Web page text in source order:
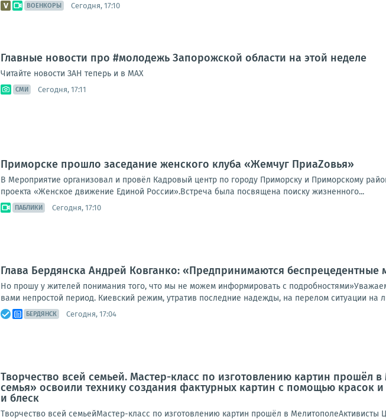
ВОЕНКОРЫ Сегодня, 17:10
Главные новости про #молодежь Запорожской области на этой неделе
Читайте новости ЗАН теперь и в MAX
СМИ Сегодня, 17:11
Приморске прошло заседание женского клуба «Жемчуг ПриаZовья»
В Мероприятие организовал и провёл Кадровый центр по городу Приморску и Приморскому
проекта «Женское движение Единой России».Встреча была посвящена поиску жизненного...
ПАБЛИКИ Сегодня, 17:10
Глава Бердянска Андрей Ковганко: «Предпринимаются беспрецедентные
Но прошу у жителей понимания того, что мы не можем информировать с
вами непростой период. Киевский режим, утратив последние надежды, на перелом ситуации на
БЕРДЯНСК Сегодня, 17:04
Творчество всей семьей. Мастер-класс по изготовлению картин прошёл
семья» освоили технику создания фактурных картин с помощью красок
и блеск
Творчество всей семьейМастер-класс по изготовлению картин прошёл в МелитополеАктивисты